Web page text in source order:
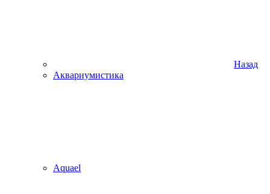
Назад
Аквариумистика
Aquael